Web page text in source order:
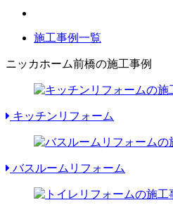
施工事例一覧
ニッカホーム前橋の施工事例
キッチンリフォーム
バスルームリフォーム